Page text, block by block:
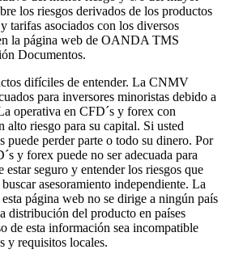
los riesgos derivados de los productos
tarifas asociados con los diversos
la página web de OANDA TMS
Documentos.
difíciles de entender. La CNMV
para inversores minoristas debido a
operativa en CFD´s y forex con
alto riesgo para su capital. Si usted
puede perder parte o todo su dinero. Por
y forex puede no ser adecuada para
estar seguro y entender los riesgos que
asesoramiento independiente. La
página web no se dirige a ningún país
distribución del producto en países
de esta información sea incompatible
y requisitos locales.